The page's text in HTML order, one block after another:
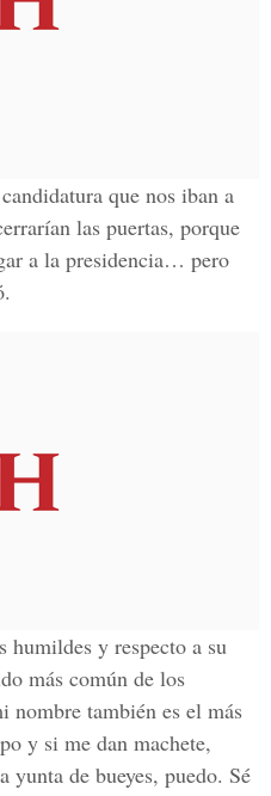
que nos iban a
las puertas, porque
a la presidencia… pero
humildes y respecto a su
más común de los
nombre también es el más
y si me dan machete,
yunta de bueyes, puedo. Sé